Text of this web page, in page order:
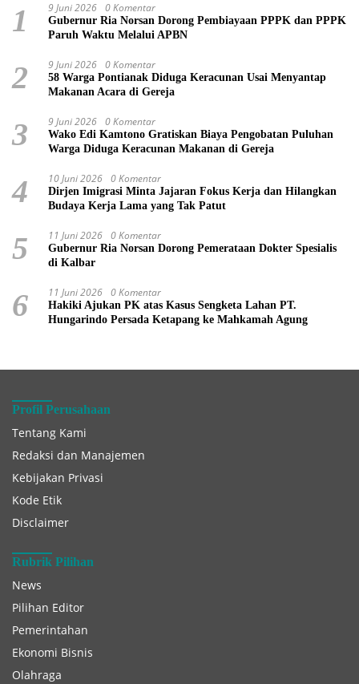
1 9 Juni 2026 0 Komentar
Gubernur Ria Norsan Dorong Pembiayaan PPPK dan PPPK
Paruh Waktu Melalui APBN
2 9 Juni 2026 0 Komentar
58 Warga Pontianak Diduga Keracunan Usai Menyantap
Makanan Acara di Gereja
3 9 Juni 2026 0 Komentar
Wako Edi Kamtono Gratiskan Biaya Pengobatan Puluhan
Warga Diduga Keracunan Makanan di Gereja
4 10 Juni 2026 0 Komentar
Dirjen Imigrasi Minta Jajaran Fokus Kerja dan Hilangkan
Budaya Kerja Lama yang Tak Patut
5 11 Juni 2026 0 Komentar
Gubernur Ria Norsan Dorong Pemerataan Dokter Spesialis
di Kalbar
6 11 Juni 2026 0 Komentar
Hakiki Ajukan PK atas Kasus Sengketa Lahan PT.
Hungarindo Persada Ketapang ke Mahkamah Agung
Profil Perusahaan
Tentang Kami
Redaksi dan Manajemen
Kebijakan Privasi
Kode Etik
Disclaimer
Rubrik Pilihan
News
Pilihan Editor
Pemerintahan
Ekonomi Bisnis
Olahraga